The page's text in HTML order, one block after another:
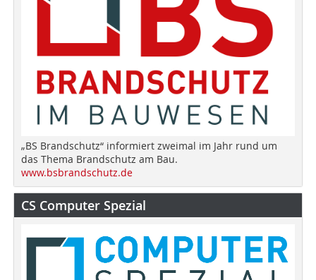
„BS Brandschutz“ informiert zweimal im Jahr rund um
das Thema Brandschutz am Bau.
www.bsbrandschutz.de
CS Computer Spezial